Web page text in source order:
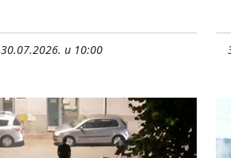
30.07.2026. u 10:00